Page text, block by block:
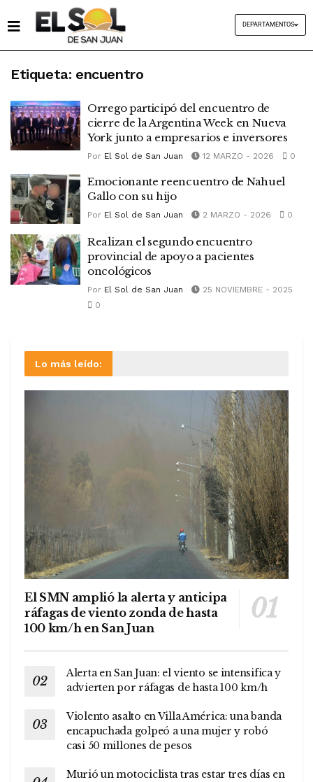
DEPARTAMENTOS
Etiqueta: encuentro
Orrego participó del encuentro de
cierre de la Argentina Week en Nueva
York junto a empresarios e inversores
Por El Sol de San Juan 12 MARZO - 2026 0
Emocionante reencuentro de Nahuel
Gallo con su hijo
Por El Sol de San Juan 2 MARZO - 2026 0
Realizan el segundo encuentro
provincial de apoyo a pacientes
oncológicos
Por El Sol de San Juan
25 NOVIEMBRE - 2025
0
Lo más leído:
El SMN amplió la alerta y anticipa
ráfagas de viento zonda de hasta
100 km/h en San Juan
Alerta en San Juan: el viento se intensifica y
advierten por ráfagas de hasta 100 km/h
Violento asalto en Villa América: una banda
encapuchada golpeó a una mujer y robó
casi 50 millones de pesos
Murió un motociclista tras estar tres días en